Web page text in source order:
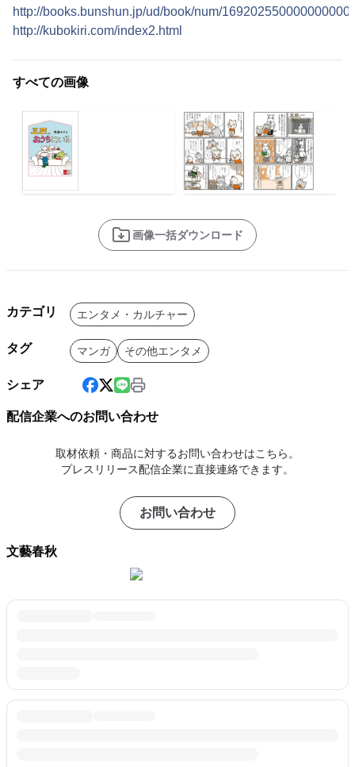
http://books.bunshun.jp/ud/book/num/
http://kubokiri.com/index2.html
すべての画像
画像一括ダウンロード
カテゴリ エンタメ・カルチャー
タグ マンガ その他エンタメ
シェア
配信企業へのお問い合わせ
取材依頼・商品に対するお問い合わせはこちら。
プレスリリース配信企業に直接連絡できます。
お問い合わせ
文藝春秋